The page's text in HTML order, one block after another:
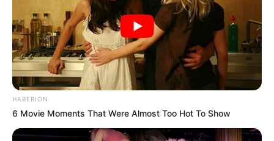
HABERION
6 Movie Moments That Were Almost Too Hot To Show